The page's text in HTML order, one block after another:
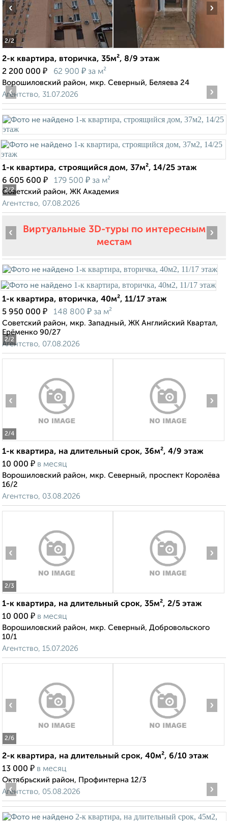
2/2
‹ ›
2-к квартира, вторичка, 35м², 8/9 этаж
2 200 000 ₽ 62 900 ₽ за м²
Ворошиловский район, мкр. Северный, Беляева 24
Агентство, 31.07.2026
2/2
‹ ›
1-к квартира, строящийся дом, 37м², 14/25 этаж
6 605 600 ₽ 179 500 ₽ за м²
Советский район, ЖК Академия
Агентство, 07.08.2026
Виртуальные 3D-туры по интересным
местам
2/2
‹ ›
1-к квартира, вторичка, 40м², 11/17 этаж
5 950 000 ₽ 148 800 ₽ за м²
Советский район, мкр. Западный, ЖК Английский Квартал,
Ерёменко 90/27
Агентство, 07.08.2026
2/4
‹ ›
1-к квартира, на длительный срок, 36м², 4/9 этаж
10 000 ₽ в месяц
Ворошиловский район, мкр. Северный, проспект Королёва
16/2
Агентство, 03.08.2026
2/3
‹ ›
1-к квартира, на длительный срок, 35м², 2/5 этаж
10 000 ₽ в месяц
Ворошиловский район, мкр. Северный, Добровольского
10/1
Агентство, 15.07.2026
2/6
‹ ›
2-к квартира, на длительный срок, 40м², 6/10 этаж
13 000 ₽ в месяц
Октябрьский район, Профинтерна 12/3
Агентство, 05.08.2026
‹ ›